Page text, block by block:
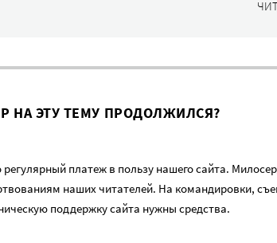
НА ЭТУ ТЕМУ ПРОДОЛЖИЛСЯ?
платеж в пользу нашего сайта.
наших читателей. На командировки,
поддержку сайта нужны средства.